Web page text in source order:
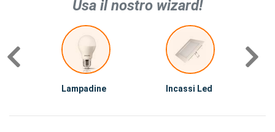
Usa il nostro wizard!
Lampadine Incassi Led